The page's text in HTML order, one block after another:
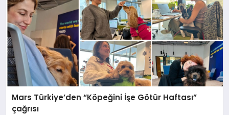
Mars Türkiye’den “Köpeğini İşe Götür Haftası”
çağrısı